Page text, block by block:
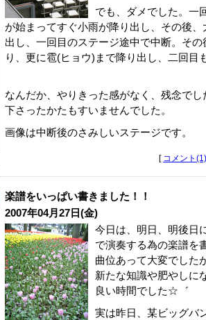
でも、ダメでした。一
が始まってすぐ小雨が降り出し、その後
出し、一回目のステージ途中で中断。その
り、更に雹(ヒョウ)まで降り出し、二回目
なんだか、やりきった感がなく、残念で
下さったかたもすいませんでした。
画像は中断後のさみしいステージです。
[ コメント(1)
楽譜をいっぱい書きました！！
2007年04月27日(金)
今日は、明日、明後日
で演奏する為の楽譜を
曲位あって大変でした
新たな知識や肥やしに
良い時間でした☆゛
実は昨日、某ビッグバ